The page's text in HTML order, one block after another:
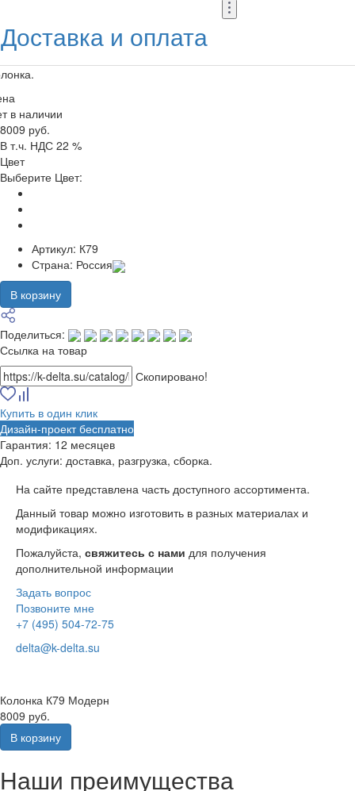
Доставка и оплата
в наличии
8009 руб.
В т.ч. НДС 22 %
Цвет
Выберите Цвет:
Артикул: К79
Страна: Россия
В корзину
Поделиться:
Ссылка на товар
Скопировано!
Купить в один клик
Дизайн-проект бесплатно
Гарантия: 12 месяцев
Доп. услуги: доставка, разгрузка, сборка.
На сайте представлена часть доступного ассортимента.
Данный товар можно изготовить в разных материалах и
модификациях.
Пожалуйста, свяжитесь с нами для получения
дополнительной информации
Задать вопрос
Позвоните мне
+7 (495) 504-72-75
delta@k-delta.su
Колонка К79 Модерн
8009 руб.
В корзину
Наши преимущества